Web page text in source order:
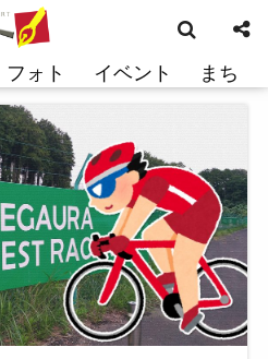
フォト イベント まち
索